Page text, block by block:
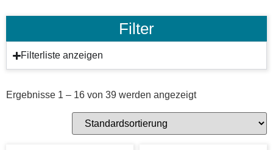
Filter
Filterliste anzeigen
Ergebnisse 1 – 16 von 39 werden angezeigt